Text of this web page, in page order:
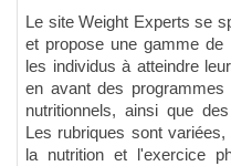
Le site Weight Experts se
et propose une gamme
les individus à atteindre
en avant des
nutritionnels, ainsi que
Les rubriques sont
la nutrition et l'exercice